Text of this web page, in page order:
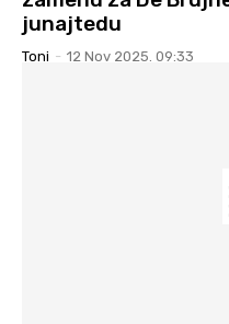
junajtedu
Toni - 12 Nov 2025. 09:33